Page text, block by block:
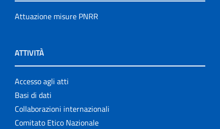
Attuazione misure PNRR
ATTIVITÀ
Accesso agli atti
Basi di dati
Collaborazioni internazionali
Comitato Etico Nazionale